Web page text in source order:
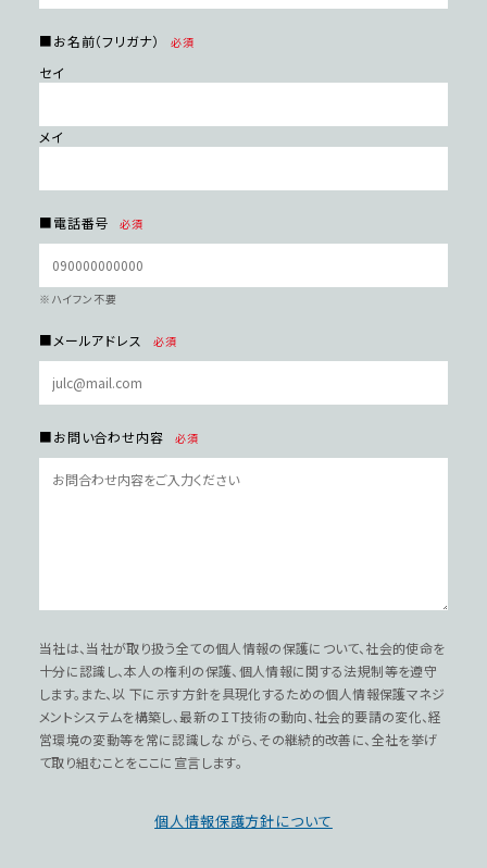
■お名前（フリガナ） 必須
セイ
メイ
■電話番号 必須
※ハイフン不要
■メールアドレス 必須
■お問い合わせ内容 必須
当社は、当社が取り扱う全ての個⼈情報の保護について、社会的使命を
⼗分に認識し、本⼈の権利の保護、個⼈情報に関する法規制等を遵守
します。また、以 下に⽰す⽅針を具現化するための個⼈情報保護マネジ
メントシステムを構築し、最新のＩＴ技術の動向、社会的要請の変化、経
営環境の変動等を常に認識しな がら、その継続的改善に、全社を挙げ
て取り組むことをここに宣⾔します。
個⼈情報保護⽅針について